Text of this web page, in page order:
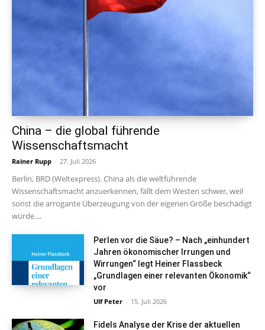
China – die global führende
Wissenschaftsmacht
Rainer Rupp - 27. Juli 2026
Berlin, BRD (Weltexpress). China als die weltführende
Wissenschaftsmacht anzuerkennen, fällt dem Westen schwer, weil
sonst die arrogante Überzeugung von der eigenen Größe beschädigt
würde....
Perlen vor die Säue? – Nach „einhundert
Jahren ökonomischer Irrungen und
Wirrungen“ legt Heiner Flassbeck
„Grundlagen einer relevanten Ökonomik“
vor
Ulf Peter - 15. Juli 2026
Fidels Analyse der Krise der aktuellen